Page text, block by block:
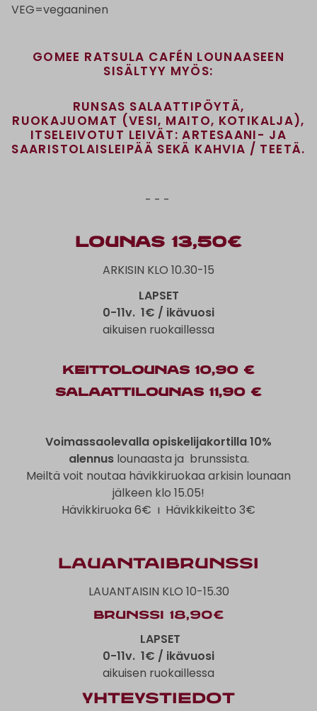
VEG=vegaaninen
GOMEE RATSULA CAFÉN LOUNAASEEN
SISÄLTYY MYÖS:
RUNSAS SALAATTIPÖYTÄ,
RUOKAJUOMAT (VESI, MAITO, KOTIKALJA),
ITSELEIVOTUT LEIVÄT: ARTESAANI- JA
SAARISTOLAISLEIPÄÄ SEKÄ KAHVIA / TEETÄ.
- - -
Lounas 13,50€
ARKISIN KLO 10.30-15
LAPSET
0-11v. 1€ / ikävuosi
aikuisen ruokaillessa
Keittolounas 10,90 €
Salaattilounas 11,90 €
Voimassaolevalla opiskelijakortilla 10%
alennuslounaasta ja brunssista.
Meiltä voit noutaa hävikkiruokaa arkisin lounaan
jälkeen klo 15.05!
Hävikkiruoka 6€ ı Hävikkikeitto 3€
LauantaiBrunssi
LAUANTAISIN KLO 10-15.30
BRUNSSI 18,90€
LAPSET
0-11v. 1€ / ikävuosi
aikuisen ruokaillessa
Yhteystiedot